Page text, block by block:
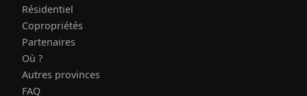
Résidentiel
Copropriétés
Partenaires
Où ?
Autres provinces
FAQ